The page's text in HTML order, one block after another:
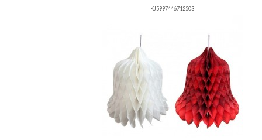
KJ5997446712503